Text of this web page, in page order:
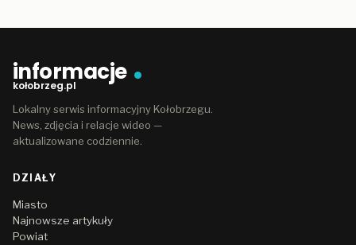
informacje
kołobrzeg.pl
Lokalny serwis informacyjny Kołobrzegu.
News, zdjęcia i relacje wideo —
aktualizowane codziennie.
DZIAŁY
Miasto
Najnowsze artykuły
Powiat